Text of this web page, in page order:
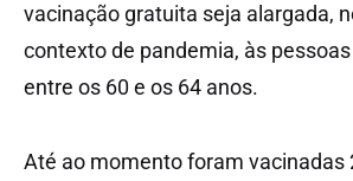
vacinação gratuita seja alargada,
contexto de pandemia, às
entre os 60 e os 64 anos.
Até ao momento foram vacinadas